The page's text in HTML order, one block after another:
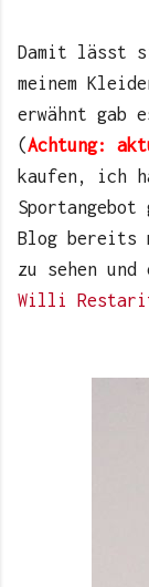
Damit lässt
meinem
erwähnt gab
(Achtung:
kaufen, ich
Blog bereits
zu sehen
Willi